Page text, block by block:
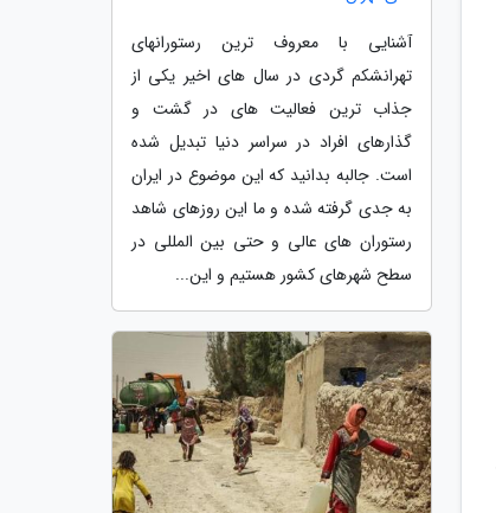
آشنایی با معروف ترین رستورانهای
تهرانشکم گردی در سال های اخیر یکی از
جذاب ترین فعالیت های در گشت و
گذارهای افراد در سراسر دنیا تبدیل شده
است. جالبه بدانید که این موضوع در ایران
به جدی گرفته شده و ما این روزهای شاهد
رستوران های عالی و حتی بین المللی در
سطح شهرهای کشور هستیم و این...